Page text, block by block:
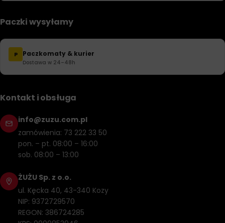
Paczki wysyłamy
P Paczkomaty & kurier
Dostawa w 24–48h
Kontakt i obsługa
info@zuzu.com.pl
zamówienia: 73 222 33 50
pon. – pt. 08:00 – 16:00
sob. 08:00 – 13:00
ŻUŻU Sp. z o.o.
ul. Kęcka 40, 43-340 Kozy
NIP: 9372729570
REGON: 386724285